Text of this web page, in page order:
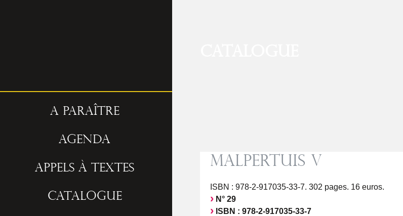
A paraître
Agenda
Appels à textes
Catalogue
Malpertuis V
ISBN : 978-2-917035-33-7. 302 pages. 16 euros.
N° 29
ISBN : 978-2-917035-33-7